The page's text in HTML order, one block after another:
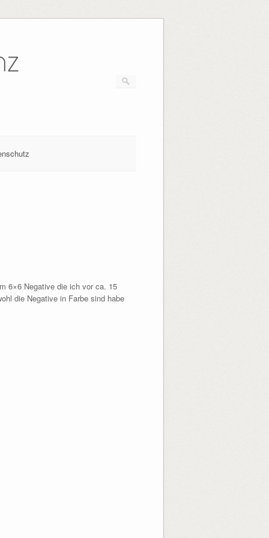
6×6 Negative die ich vor ca. 15
die Negative in Farbe sind habe